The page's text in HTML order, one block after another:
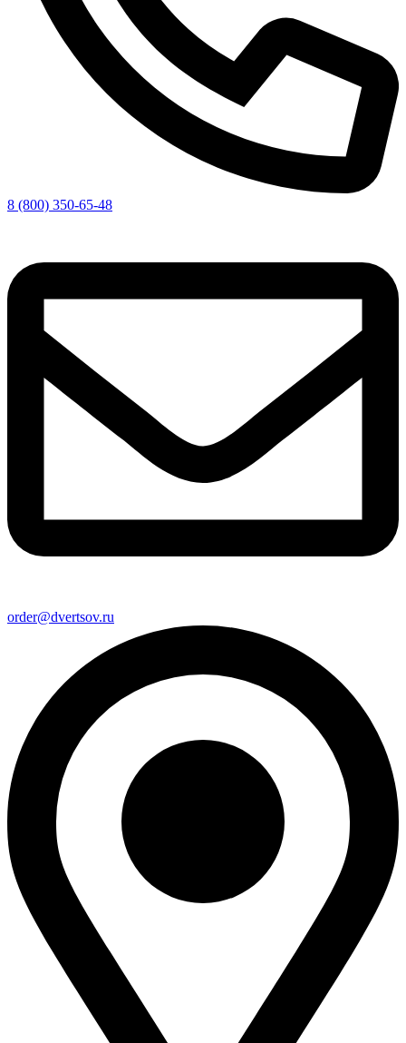
8 (800) 350-65-48
order@dvertsov.ru